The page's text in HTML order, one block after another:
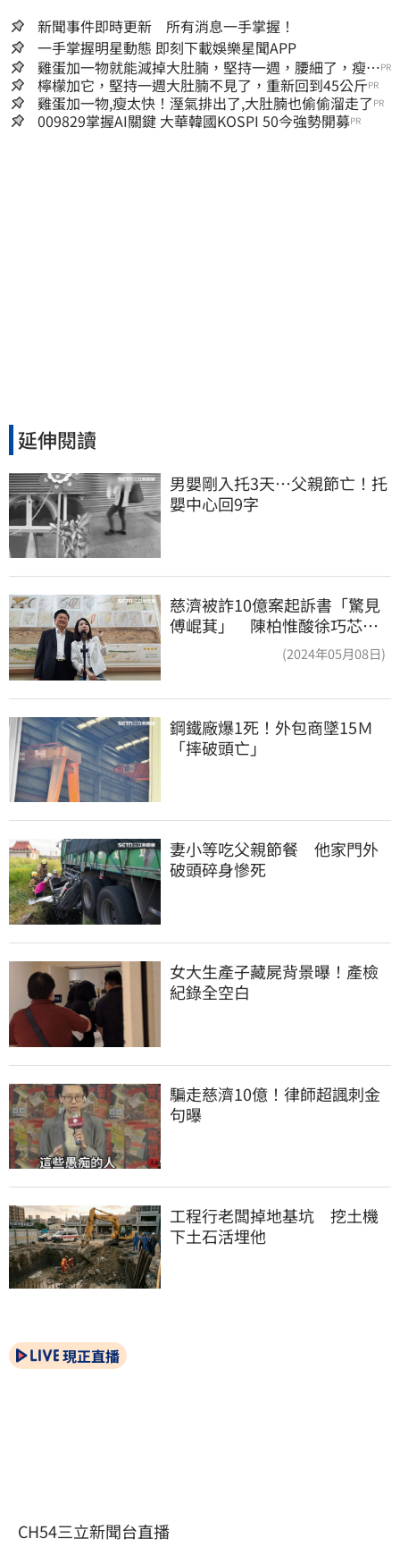
新聞事件即時更新 所有消息一手掌握！
一手掌握明星動態 即刻下載娛樂星聞APP
雞蛋加一物就能減掉大肚腩，堅持一週，腰細了，瘦到
你懷疑人生！
PR
檸檬加它，堅持一週大肚腩不見了，重新回到45公斤PR
雞蛋加一物,瘦太快！溼氣排出了,大肚腩也偷偷溜走了 PR
009829掌握AI關鍵 大華韓國KOSPI 50今強勢開募PR
延伸閱讀
男嬰剛入托3天…父親節亡！托
嬰中心回9字
慈濟被詐10億案起訴書「驚見
傅崐萁」 陳柏惟酸徐巧芯：
(2024年05月08日)
鋼鐵廠爆1死！外包商墜15Ｍ
「摔破頭亡」
妻小等吃父親節餐　他家門外
破頭碎身慘死
女大生產子藏屍背景曝！產檢
紀錄全空白
騙走慈濟10億！律師超諷刺金
句曝
工程行老闆掉地基坑　挖土機
下土石活埋他
現正直播
CH54三立新聞台直播